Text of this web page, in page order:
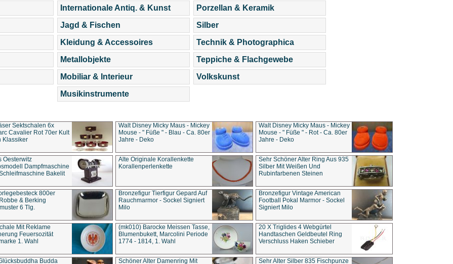
Internationale Antiq. & Kunst
Jagd & Fischen
Kleidung & Accessoires
Metallobjekte
Mobiliar & Interieur
Musikinstrumente
Porzellan & Keramik
Silber
Technik & Photographica
Teppiche & Flachgewebe
Volkskunst
Sektschalen 6x
Cavalier Rot 70er Kult
Klassiker
Walt Disney Micky Maus - Mickey
Mouse - " Füße " - Blau - Ca. 80er
Jahre - Deko
Walt Disney Micky Maus - Mickey
Mouse - " Füße " - Rot - Ca. 80er
Jahre - Deko
Oesterwitz
Dampfmaschine
Bakelit
Alte Originale Korallenkette
Korallenperlenkette
Sehr Schöner Alter Ring Aus 935
Silber Mit Weißen Und
Rubinfarbenen Steinen
800er
& Berking
6 Tlg.
Bronzefigur Tierfigur Gepard Auf
Rauchmarmor - Sockel Signiert
Milo
Bronzefigur Vintage American
Football Pokal Marmor - Sockel
Signiert Milo
Mit Reklame
Feuersozität
1. Wahl
(mk010) Barocke Meissen Tasse,
Blumenbukett, Marcolini Periode
1774 - 1814, 1. Wahl
20 X Triglides 4 Webgürtel
Handtaschen Geldbeutel Ring
Verschluss Haken Schieber
Budda
Schöner Alter Damenring Mit
Sehr Alter Silber 835 Fischpunze